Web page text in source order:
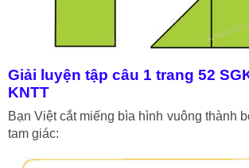
Giải luyện tập câu 1 trang 52
KNTT
Bạn Việt cắt miếng bìa hình vuông thành
tam giác: